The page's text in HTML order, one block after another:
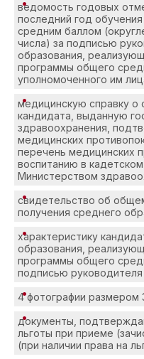
ведомость годовых
последний год
средним баллом
числа) за подписью
образования,
программы общего
уполномоченного им
медицинскую справку о
кандидата, выданную
здравоохранения,
медицинских
перечень медицинских
воспитанию в
Министерством
свидетельство об
получения среднего
характеристику
образования,
программы общего
подписью
4 фотографии размером
документы,
льготы при приеме
(при наличии права на